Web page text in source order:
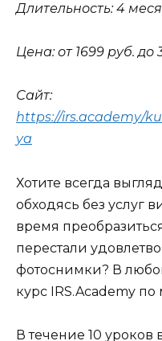
Длительность: 4
Цена: от 1699 руб. до
Сайт:
https://irs.academy/
ya
Хотите всегда
обходясь без услуг
время
перестали
фотоснимки? В
курс IRS.Academy
В течение 10